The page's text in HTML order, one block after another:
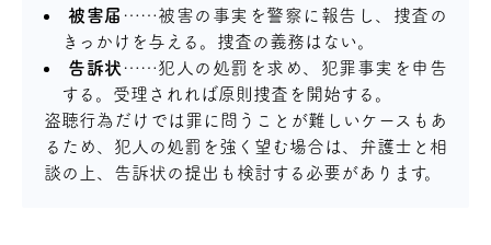
被害届 ……被害の事実を警察に報告し、捜査の
きっかけを与える。捜査の義務はない。
告訴状 ……犯人の処罰を求め、犯罪事実を申告
する。受理されれば原則捜査を開始する。
盗聴行為だけでは罪に問うことが難しいケースもあ
るため、犯人の処罰を強く望む場合は、弁護士と相
談の上、告訴状の提出も検討する必要があります。